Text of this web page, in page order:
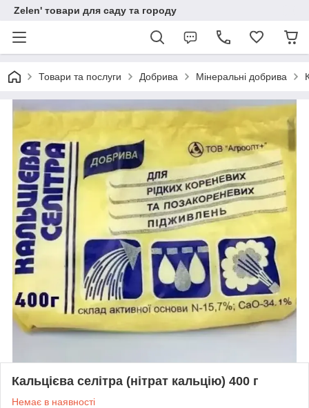
Zelen' товари для саду та городу
Товари та послуги Добрива Мінеральні добрива
Кальцієва селітра (нітрат кальцію) 400 г
Немає в наявності